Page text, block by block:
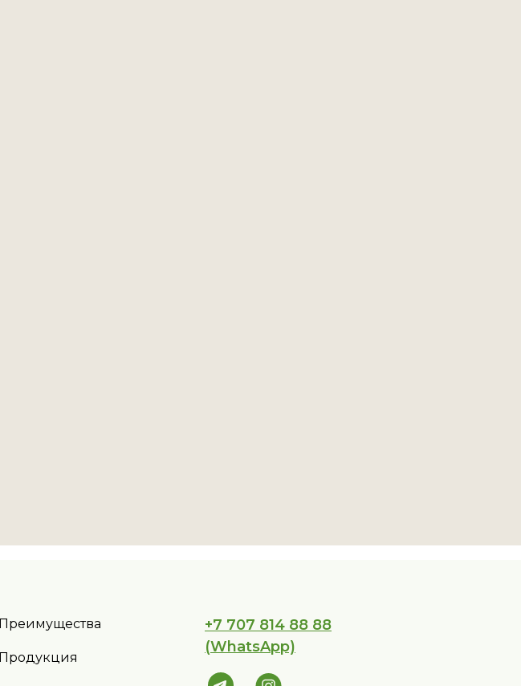
Преимущества
Продукция
+7 707 814 88 88
(WhatsApp)